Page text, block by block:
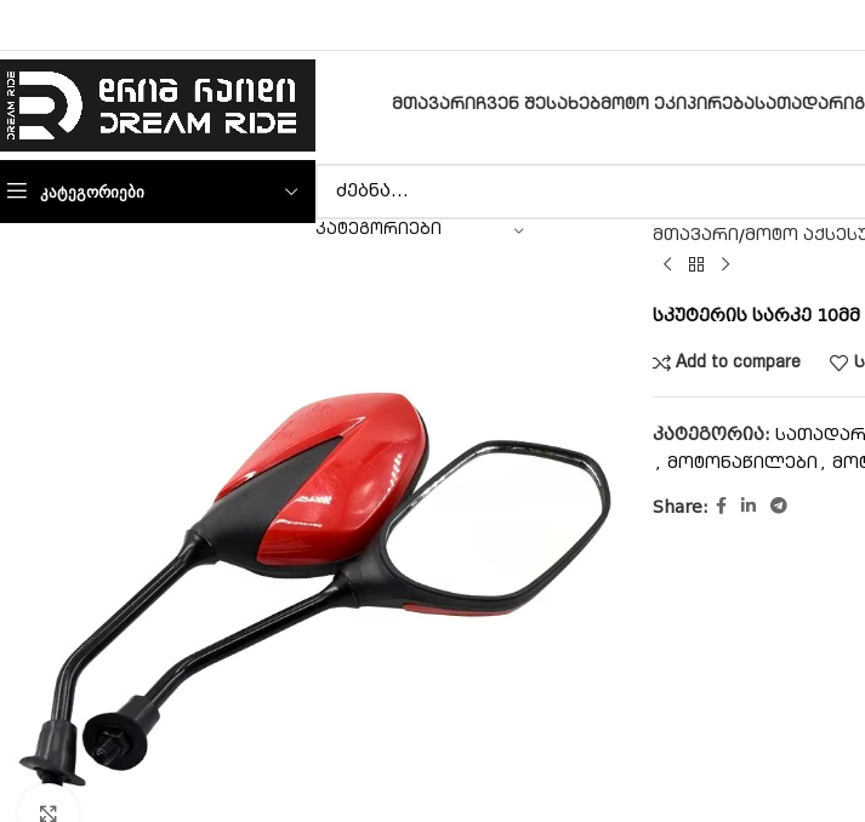
ᲛᲗᲐᲕᲐᲠᲘ ᲩᲕᲔᲜ ᲨᲔᲡᲐᲮᲔᲑᲛᲝᲢᲝ ᲔᲙᲘᲞᲘᲠᲔᲑᲐ
ᲙᲐᲢᲔᲒᲝᲠᲘᲔᲑᲘ
ᲙᲐᲢᲔᲒᲝᲠᲘᲔᲑᲘ მთავარი მოტო
სკუტერის სარკე
Add to compare
კატეგორია:
, მოტონაწილები ,
Share: